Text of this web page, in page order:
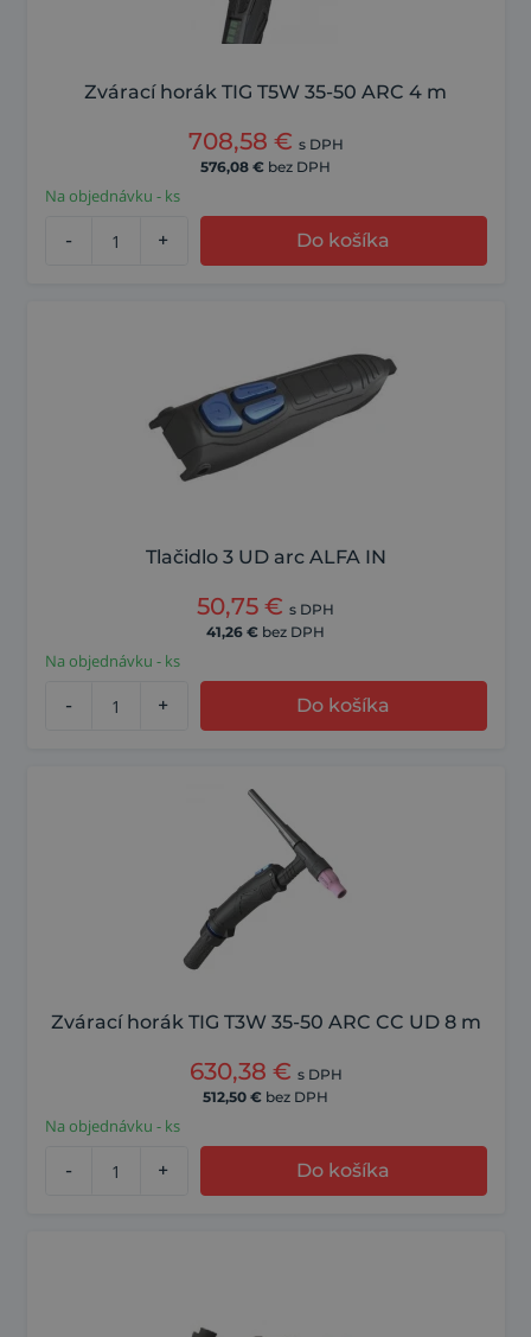
Zvárací horák TIG T5W 35-50 ARC 4 m
708,58 € s DPH
576,08 € bez DPH
Na objednávku - ks
- + Do košíka
Tlačidlo 3 UD arc ALFA IN
50,75 € s DPH
41,26 € bez DPH
Na objednávku - ks
- + Do košíka
Zvárací horák TIG T3W 35-50 ARC CC UD 8 m
630,38 € s DPH
512,50 € bez DPH
Na objednávku - ks
- + Do košíka